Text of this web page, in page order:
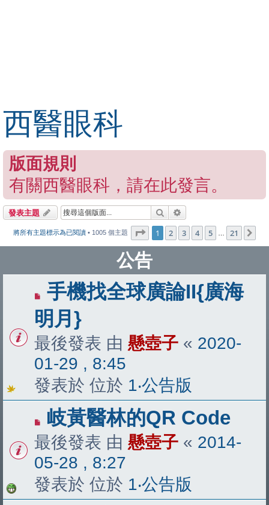
西醫眼科
版面規則
有關西醫眼科，請在此發言。
發表主題 搜尋
將所有主題標示為已閱讀 • 1005 個主題 1 頁 (共21 頁)
1 2 3 4 5 21
公告
手機找全球廣論II{廣海
明月}
最後發表 由 懸壺子 « 2020-
01-29 , 8:45
發表於 位於 1‧公告版
岐黃醫林的QR Code
最後發表 由 懸壺子 « 2014-
05-28 , 8:27
發表於 位於 1‧公告版